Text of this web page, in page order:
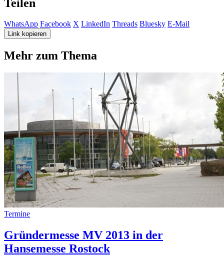
Teilen
WhatsApp Facebook X LinkedIn Threads Bluesky E-Mail
Link kopieren
Mehr zum Thema
Termine
Gründermesse MV 2013 in der
Hansemesse Rostock